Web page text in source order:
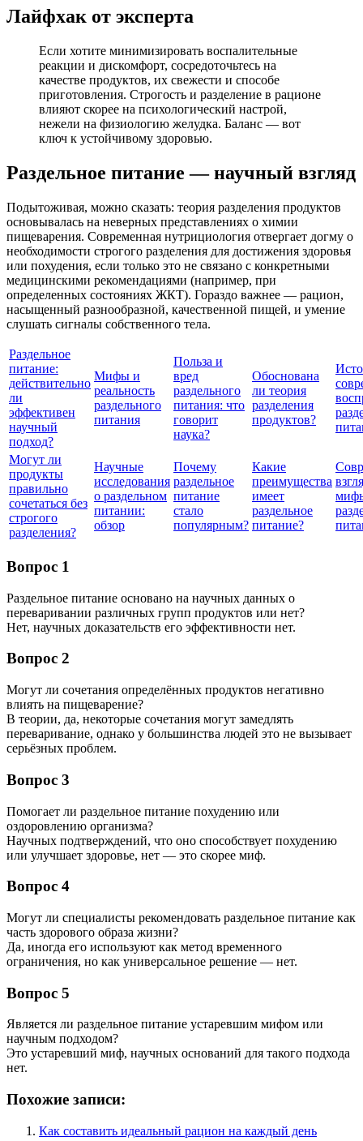
Лайфхак от эксперта
Если хотите минимизировать воспалительные
реакции и дискомфорт, сосредоточьтесь на
качестве продуктов, их свежести и способе
приготовления. Строгость и разделение в рационе
влияют скорее на психологический настрой,
нежели на физиологию желудка. Баланс — вот
ключ к устойчивому здоровью.
Раздельное питание — научный взгляд
Подытоживая, можно сказать: теория разделения продуктов
основывалась на неверных представлениях о химии
пищеварения. Современная нутрициология отвергает догму о
необходимости строгого разделения для достижения здоровья
или похудения, если только это не связано с конкретными
медицинскими рекомендациями (например, при
определенных состояниях ЖКТ). Гораздо важнее — рацион,
насыщенный разнообразной, качественной пищей, и умение
слушать сигналы собственного тела.
Раздельное
питание:
действительно
ли
эффективен
научный
подход?
Мифы и
реальность
раздельного
питания
Польза и
вред
раздельного
питания: что
говорит
наука?
Обоснована
ли теория
разделения
продуктов?
Могут ли
продукты
правильно
сочетаться без
строгого
разделения?
Научные
исследования
о раздельном
питании:
обзор
Почему
раздельное
питание
стало
популярным?
Какие
преимущества
имеет
раздельное
питание?
Вопрос 1
Раздельное питание основано на научных данных о
переваривании различных групп продуктов или нет?
Нет, научных доказательств его эффективности нет.
Вопрос 2
Могут ли сочетания определённых продуктов негативно
влиять на пищеварение?
В теории, да, некоторые сочетания могут замедлять
переваривание, однако у большинства людей это не вызывает
серьёзных проблем.
Вопрос 3
Помогает ли раздельное питание похудению или
оздоровлению организма?
Научных подтверждений, что оно способствует похудению
или улучшает здоровье, нет — это скорее миф.
Вопрос 4
Могут ли специалисты рекомендовать раздельное питание как
часть здорового образа жизни?
Да, иногда его используют как метод временного
ограничения, но как универсальное решение — нет.
Вопрос 5
Является ли раздельное питание устаревшим мифом или
научным подходом?
Это устаревший миф, научных оснований для такого подхода
нет.
Похожие записи:
Как составить идеальный рацион на каждый день